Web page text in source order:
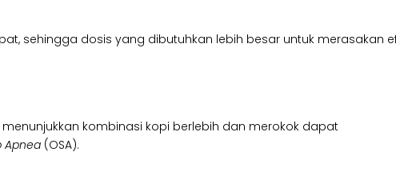
sehingga dosis yang dibutuhkan lebih besar untuk merasakan
menunjukkan kombinasi kopi berlebih dan merokok dapat
Apnea (OSA).